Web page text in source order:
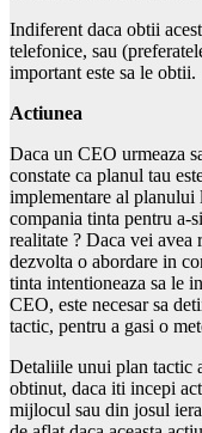
Indiferent daca obtii
telefonice, sau
important este sa le obtii.
Actiunea
Daca un CEO urmeaza
constate ca planul tau
implementare al planului
compania tinta pentru a-
realitate ? Daca vei avea
dezvolta o abordare in
tinta intentioneaza sa le
CEO, este necesar sa
tactic, pentru a gasi o
Detaliile unui plan tactic
obtinut, daca iti incepi
mijlocul sau din josul